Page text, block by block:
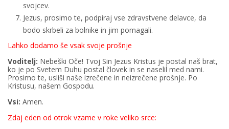
svojcev.
Jezus, prosimo te, podpiraj vse zdravstvene delavce, da
bodo skrbeli za bolnike in jim pomagali.
Lahko dodamo še vsak svoje prošnje
Voditelj: Nebeški Oče! Tvoj Sin Jezus Kristus je postal naš brat,
ko je po Svetem Duhu postal človek in se naselil med nami.
Prosimo te, usliši naše izrečene in neizrečene prošnje. Po
Kristusu, našem Gospodu.
Vsi: Amen.
Zdaj eden od otrok vzame v roke veliko srce: